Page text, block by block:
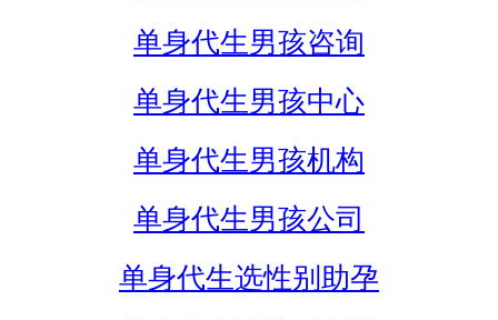
单身代生男孩咨询
单身代生男孩中心
单身代生男孩机构
单身代生男孩公司
单身代生选性别助孕